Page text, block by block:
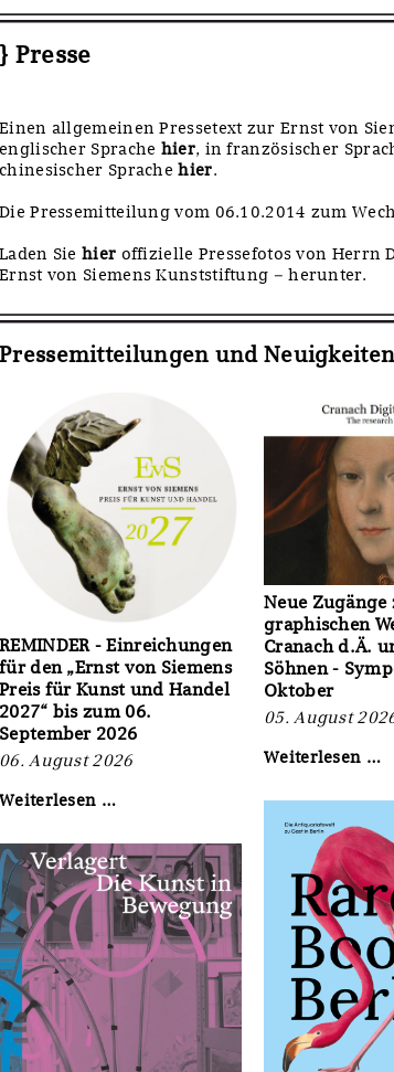
} Presse
Einen allgemeinen Pressetext zur Ernst von
englischer Sprache hier, in französischer
chinesischer Sprachehier.
Die Pressemitteilung vom 06.10.2014 zum
Laden Sie hier offizielle Pressefotos von Herrn
Ernst von Siemens Kunststiftung – herunter.
Pressemitteilungen und Neuigkeiten
REMINDER - Einreichungen
für den „Ernst von Siemens
Preis für Kunst und Handel
2027“ bis zum 06.
September 2026
06. August 2026
Weiterlesen …REMINDER
Einreichungen
für
den
„Ernst
von
Siemens
Preis
Kunst
und
Handel
Neue Zugänge
graphischen
Cranach d.Ä.
Söhnen -
Oktober
05. August
Weiterlesen …